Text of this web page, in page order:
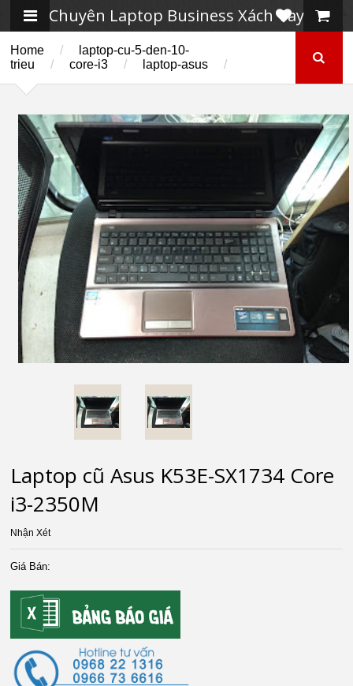
Chuyên Laptop Business Xách Tay
Home /
laptop-cu-5-den-10-
trieu
/ core-i3 / laptop-asus /
Laptop cũ Asus K53E-SX1734 Core
i3-2350M
Nhận Xét
Giá Bán: